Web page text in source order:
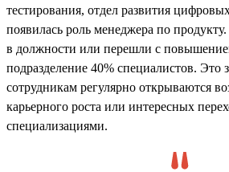
тестирования, отдел развития
появилась роль менеджера по
в должности или перешли с
подразделение 40% специалистов. Это
сотрудникам регулярно открываются
карьерного роста или интересных
специализациями.